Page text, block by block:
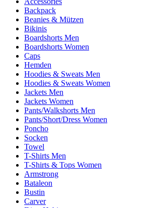
Backpack
Beanies & Mützen
Bikinis
Boardshorts Men
Boardshorts Women
Caps
Hemden
Hoodies & Sweats Men
Hoodies & Sweats Women
Jackets Men
Jackets Women
Pants/Walkshorts Men
Pants/Short/Dress Women
Poncho
Socken
Towel
T-Shirts Men
T-Shirts & Tops Women
Armstrong
Bataleon
Bustin
Carver